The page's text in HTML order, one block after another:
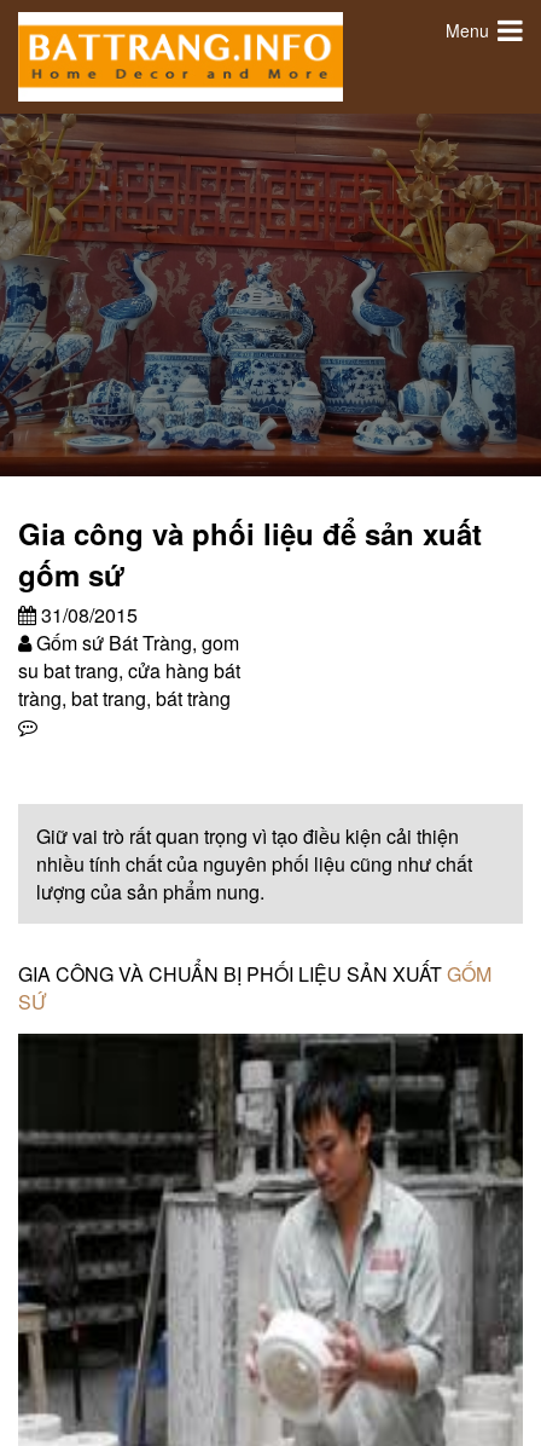
Menu
Gia công và phối liệu để sản xuất
gốm sứ
31/08/2015
Gốm sứ Bát Tràng, gom
su bat trang, cửa hàng bát
tràng, bat trang, bát tràng
Giữ vai trò rất quan trọng vì tạo điều kiện cải thiện
nhiều tính chất của nguyên phối liệu cũng như chất
lượng của sản phẩm nung.
GIA CÔNG VÀ CHUẨN BỊ PHỐI LIỆU SẢN XUẤTGỐM
SỨ